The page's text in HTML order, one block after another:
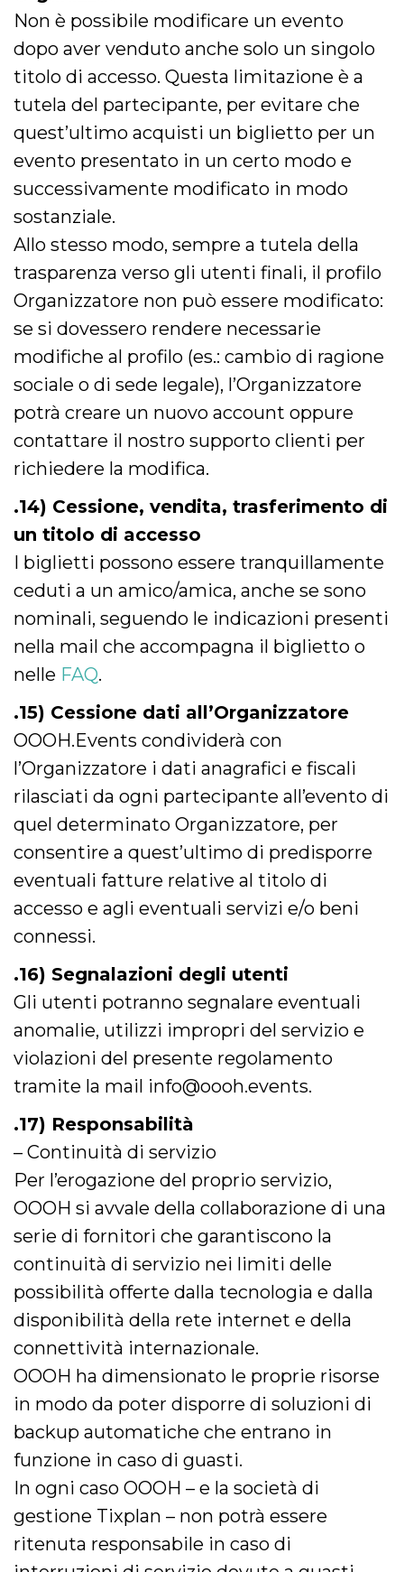
Non è possibile modificare un evento
dopo aver venduto anche solo un singolo
titolo di accesso. Questa limitazione è a
tutela del partecipante, per evitare che
quest’ultimo acquisti un biglietto per un
evento presentato in un certo modo e
successivamente modificato in modo
sostanziale.
Allo stesso modo, sempre a tutela della
trasparenza verso gli utenti finali, il profilo
Organizzatore non può essere modificato:
se si dovessero rendere necessarie
modifiche al profilo (es.: cambio di ragione
sociale o di sede legale), l’Organizzatore
potrà creare un nuovo account oppure
contattare il nostro supporto clienti per
richiedere la modifica.
.14) Cessione, vendita, trasferimento di
un titolo di accesso
I biglietti possono essere tranquillamente
ceduti a un amico/amica, anche se sono
nominali, seguendo le indicazioni presenti
nella mail che accompagna il biglietto o
nelle FAQ.
.15) Cessione dati all’Organizzatore
OOOH.Events condividerà con
l’Organizzatore i dati anagrafici e fiscali
rilasciati da ogni partecipante all’evento di
quel determinato Organizzatore, per
consentire a quest’ultimo di predisporre
eventuali fatture relative al titolo di
accesso e agli eventuali servizi e/o beni
connessi.
.16) Segnalazioni degli utenti
Gli utenti potranno segnalare eventuali
anomalie, utilizzi impropri del servizio e
violazioni del presente regolamento
tramite la mail info@oooh.events.
.17) Responsabilità
– Continuità di servizio
Per l’erogazione del proprio servizio,
OOOH si avvale della collaborazione di una
serie di fornitori che garantiscono la
continuità di servizio nei limiti delle
possibilità offerte dalla tecnologia e dalla
disponibilità della rete internet e della
connettività internazionale.
OOOH ha dimensionato le proprie risorse
in modo da poter disporre di soluzioni di
backup automatiche che entrano in
funzione in caso di guasti.
In ogni caso OOOH – e la società di
gestione Tixplan – non potrà essere
ritenuta responsabile in caso di